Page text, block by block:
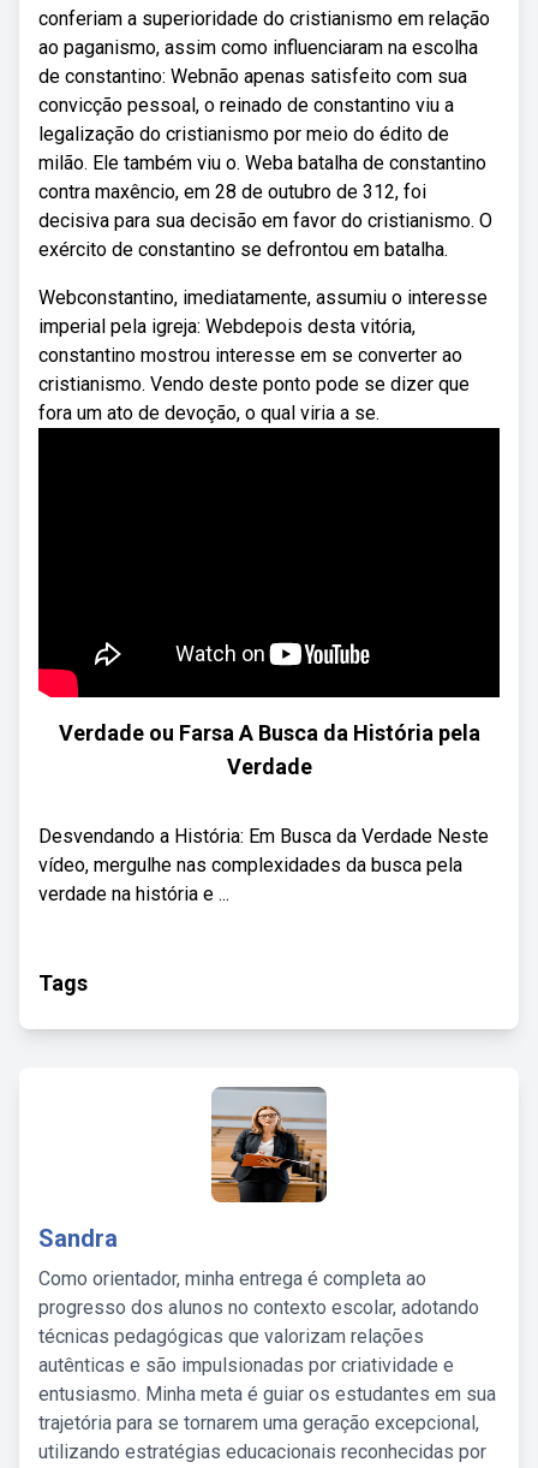
conferiam a superioridade do cristianismo em relação
ao paganismo, assim como influenciaram na escolha
de constantino: Webnão apenas satisfeito com sua
convicção pessoal, o reinado de constantino viu a
legalização do cristianismo por meio do édito de
milão. Ele também viu o. Weba batalha de constantino
contra maxêncio, em 28 de outubro de 312, foi
decisiva para sua decisão em favor do cristianismo. O
exército de constantino se defrontou em batalha.
Webconstantino, imediatamente, assumiu o interesse
imperial pela igreja: Webdepois desta vitória,
constantino mostrou interesse em se converter ao
cristianismo. Vendo deste ponto pode se dizer que
fora um ato de devoção, o qual viria a se.
Verdade ou Farsa A Busca da História pela
Verdade
Desvendando a História: Em Busca da Verdade Neste
vídeo, mergulhe nas complexidades da busca pela
verdade na história e ...
Tags
Sandra
Como orientador, minha entrega é completa ao
progresso dos alunos no contexto escolar, adotando
técnicas pedagógicas que valorizam relações
autênticas e são impulsionadas por criatividade e
entusiasmo. Minha meta é guiar os estudantes em sua
trajetória para se tornarem uma geração excepcional,
utilizando estratégias educacionais reconhecidas por